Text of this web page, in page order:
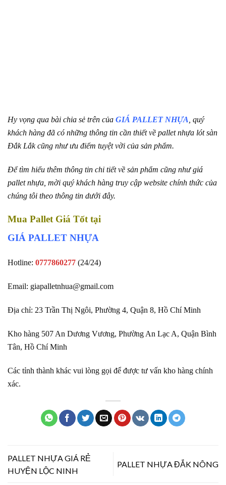
Hy vọng qua bài chia sẻ trên của GIÁ PALLET NHỰA , quý
khách hàng đã có những thông tin cần thiết về pallet nhựa lót sàn
Đắk Lắk cũng như ưu điểm tuyệt vời của sản phẩm.
Để tìm hiểu thêm thông tin chi tiết về sản phẩm cũng như giá
pallet nhựa, mời quý khách hàng truy cập website chính thức của
chúng tôi theo thông tin dưới đây.
Mua Pallet Giá Tốt tại
GIÁ PALLET NHỰA
Hotline: 0777860277 (24/24)
Email: giapalletnhua@gmail.com
Địa chỉ: 23 Trần Thị Ngôi, Phường 4, Quận 8, Hồ Chí Minh
Kho hàng 507 An Dương Vương, Phường An Lạc A, Quận Bình
Tân, Hồ Chí Minh
Các tỉnh thành khác vui lòng gọi để được tư vấn kho hàng chính
xác.
PALLET NHỰA GIÁ RẺ
HUYỆN LỘC NINH
PALLET NHỰA ĐẮK NÔNG